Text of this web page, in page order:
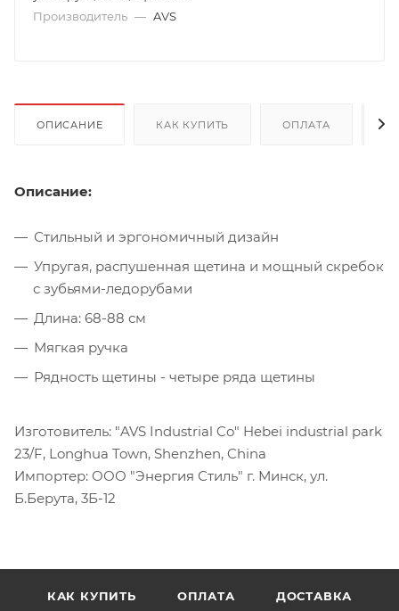
Производитель — AVS
ОПИСАНИЕ КАК КУПИТЬ ОПЛАТА
Описание:
Стильный и эргономичный дизайн
Упругая, распушенная щетина и мощный скребок
с зубьями-ледорубами
Длина: 68-88 см
Мягкая ручка
Рядность щетины - четыре ряда щетины
Изготовитель: "AVS Industrial Co" Hebei industrial park
23/F, Longhua Town, Shenzhen, China
Импортер: ООО "Энергия Стиль" г. Минск, ул.
Б.Берута, 3Б-12
КАК КУПИТЬ ОПЛАТА ДОСТАВКА